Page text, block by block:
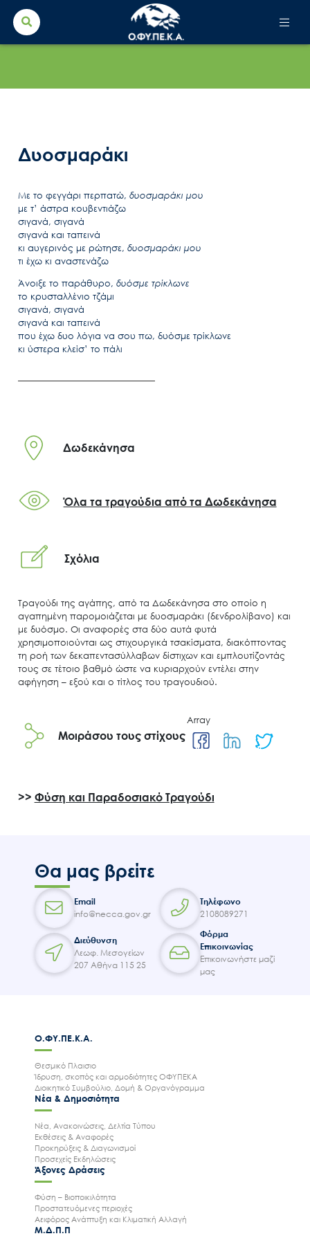
Search
for:
Search
for:
Άξονες δράσης
Εισιτήρια
Επικοινωνία
Δυοσμαράκι
Με το φεγγάρι περπατώ, δυοσμαράκι μου
με τ’ άστρα κουβεντιάζω
σιγανά, σιγανά
σιγανά και ταπεινά
κι αυγερινός με ρώτησε, δυοσμαράκι μου
τι έχω κι αναστενάζω
Άνοιξε το παράθυρο, δυόσμε τρίκλωνε
το κρυσταλλένιο τζάμι
σιγανά, σιγανά
σιγανά και ταπεινά
που έχω δυο λόγια να σου πω, δυόσμε τρίκλωνε
κι ύστερα κλείσ’ το πάλι
Δωδεκάνησα
Όλα τα τραγούδια από τα Δωδεκάνησα
Σχόλια
Τραγούδι της αγάπης, από τα Δωδεκάνησα στο οποίο η
αγαπημένη παρομοιάζεται με δυοσμαράκι (δενδρολίβανο) και
με δυόσμο. Οι αναφορές στα δύο αυτά φυτά
χρησιμοποιούνται ως στιχουργικά τσακίσματα, διακόπτοντας
τη ροή των δεκαπεντασύλλαβων δίστιχων και εμπλουτίζοντάς
τους σε τέτοιο βαθμό ώστε να κυριαρχούν εντέλει στην
αφήγηση – εξού και ο τίτλος του τραγουδιού.
Μοιράσου τους στίχους
Array
>> Φύση και Παραδοσιακό Τραγούδι
Θα μας βρείτε
Email
info@necca.gov.gr
Τηλέφωνο
2108089271
Διεύθυνση
Λεωφ. Μεσογείων
207 Αθήνα 115 25
Φόρμα
Επικοινωνίας
Επικοινωνήστε μαζί
μας
Ο.ΦΥ.ΠΕ.Κ.Α.
Θεσμικό Πλαισιο
Ίδρυση, σκοπός και αρμοδιότητες ΟΦΥΠΕΚΑ
Διοικητικό Συμβούλιο, Δομή & Οργανόγραμμα
Νέα & Δημοσιότητα
Νέα, Ανακοινώσεις, Δελτία Τύπου
Εκθέσεις & Αναφορές
Προκηρύξεις & Διαγωνισμοί
Προσεχείς Εκδηλώσεις
Άξονες Δράσεις
Φύση – Βιοποικιλότητα
Προστατευόμενες περιοχές
Αειφόρος Ανάπτυξη και Κλιματική Αλλαγή
Μ.Δ.Π.Π